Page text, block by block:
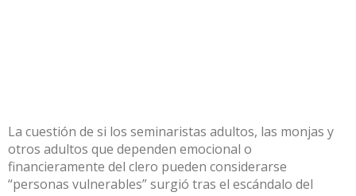
La cuestión de si los seminaristas adultos, las monjas y
otros adultos que dependen emocional o
financieramente del clero pueden considerarse
“personas vulnerables” surgió tras el escándalo del